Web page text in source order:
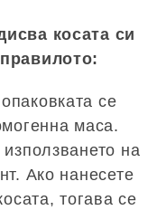
косата си
се
маса.
на
Ако нанесете
тогава се